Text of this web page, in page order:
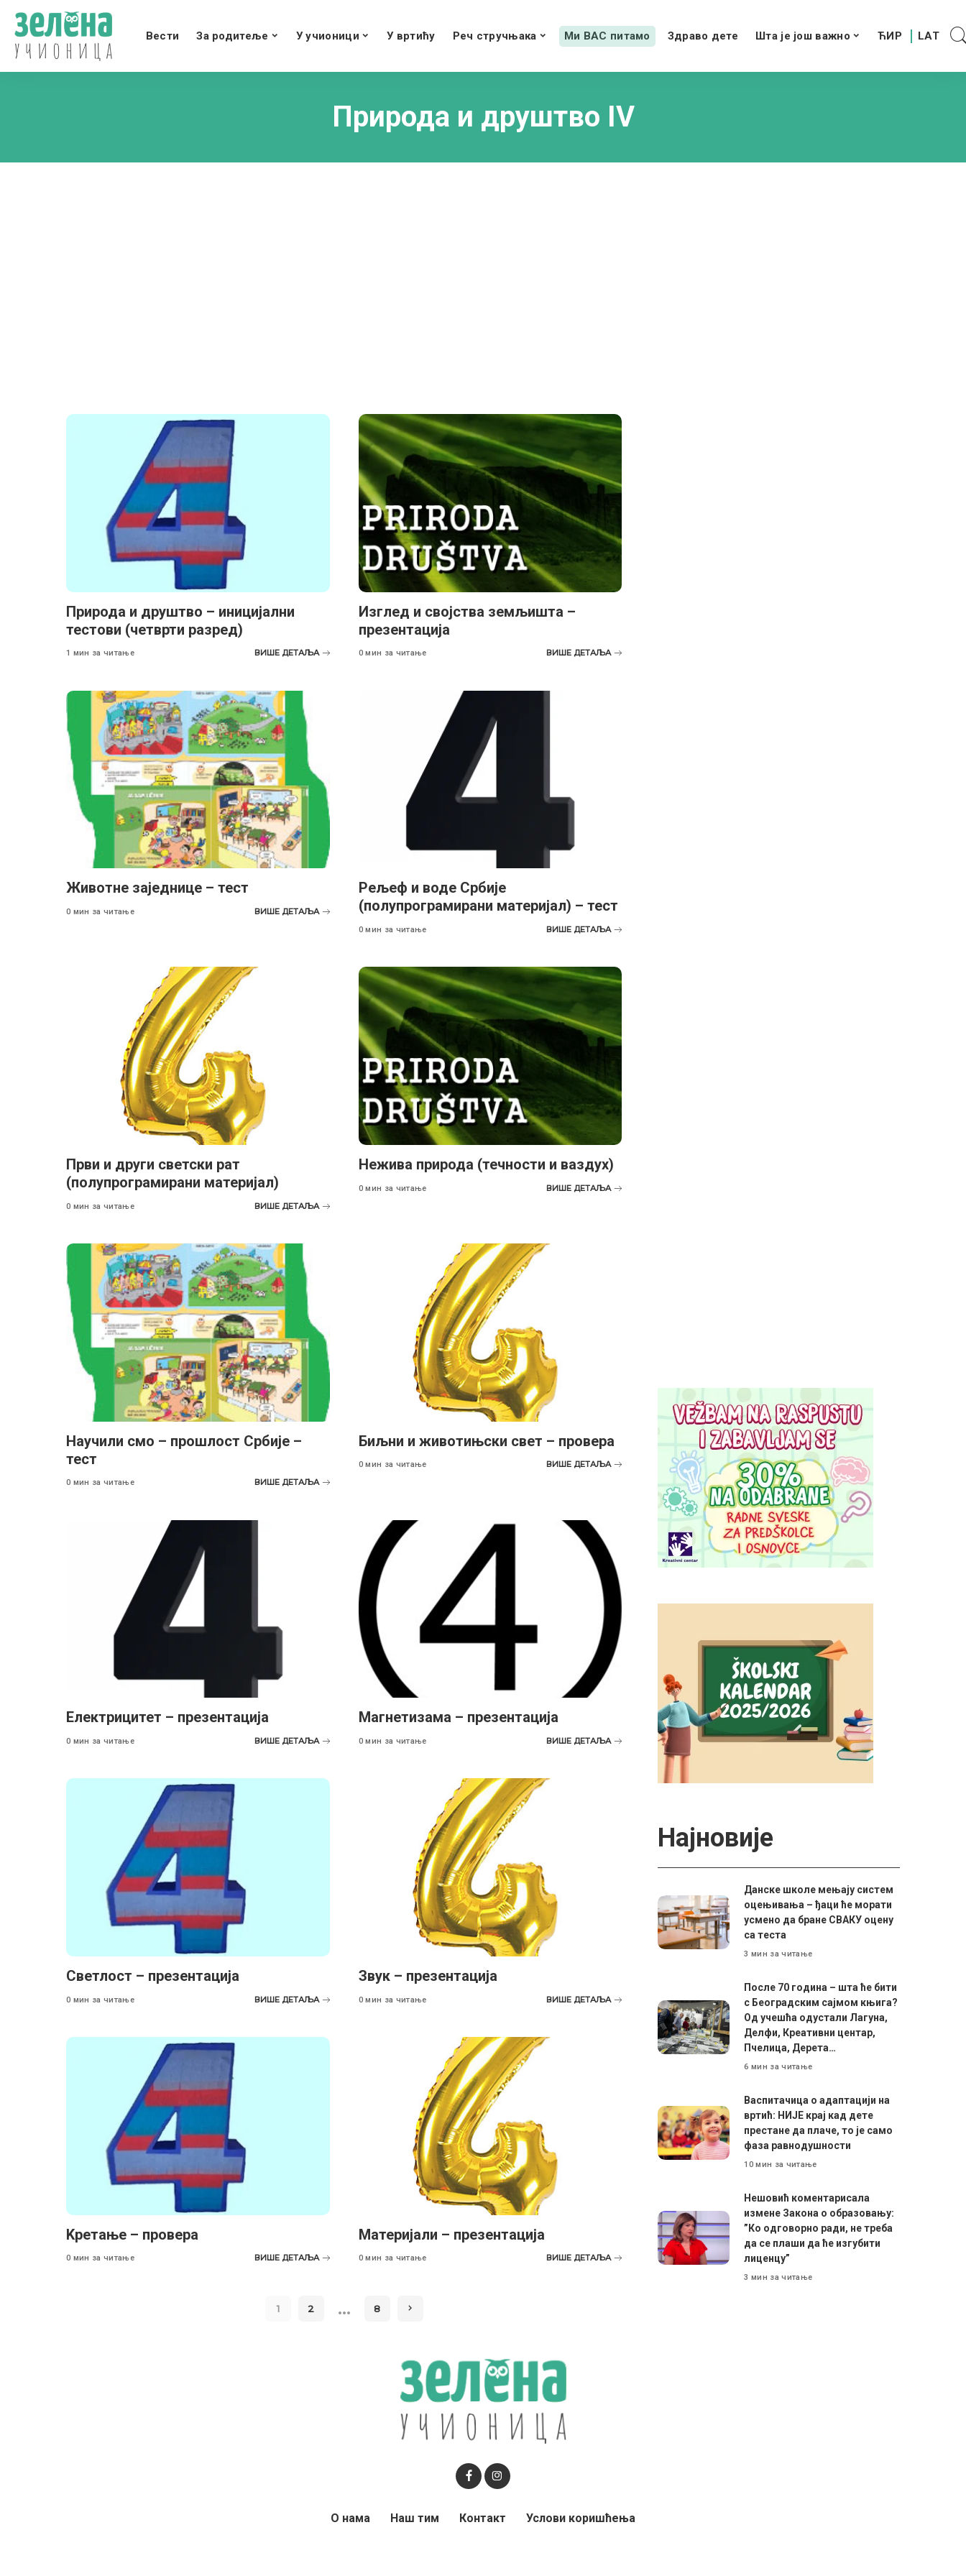
Вести За родитеље У учионици У вртићу Реч стручњака Ми ВАС питамо Здраво дете Шта је још важно
Природа и друштво IV
Природа и друштво – иницијални
тестови (четврти разред)
1 мин за читање ВИШЕ ДЕТАЉА
Изглед и својства земљишта –
презентација
0 мин за читање ВИШЕ ДЕТАЉА
Животне заједнице – тест
0 мин за читање ВИШЕ ДЕТАЉА
Рељеф и воде Србије
(полупрограмирани материјал) – тест
0 мин за читање ВИШЕ ДЕТАЉА
Први и други светски рат
(полупрограмирани материјал)
0 мин за читање ВИШЕ ДЕТАЉА
Нежива природа (течности и ваздух)
0 мин за читање ВИШЕ ДЕТАЉА
Научили смо – прошлост Србије –
тест
0 мин за читање ВИШЕ ДЕТАЉА
Биљни и животињски свет – провера
0 мин за читање ВИШЕ ДЕТАЉА
Eлектрицитет – презентација
0 мин за читање ВИШЕ ДЕТАЉА
Магнетизама – презентација
0 мин за читање ВИШЕ ДЕТАЉА
Светлост – презентација
0 мин за читање ВИШЕ ДЕТАЉА
Звук – презентација
0 мин за читање ВИШЕ ДЕТАЉА
Kретање – провера
0 мин за читање ВИШЕ ДЕТАЉА
Maтеријали – презентација
0 мин за читање ВИШЕ ДЕТАЉА
1 2 … 8
Најновије
Данске школе мењају систем
оцењивања – ђаци ће морати
усмено да бране СВАКУ оцену
са теста
3 мин за читање
После 70 година – шта ће бити
с Београдским сајмом књига?
Од учешћа одустали Лагуна,
Делфи, Креативни центар,
Пчелица, Дерета…
6 мин за читање
Васпитачица о адаптацији на
вртић: НИЈЕ крај кад дете
престане да плаче, то је само
фаза равнодушности
10 мин за читање
Нешовић коментарисала
измене Закона о образовању:
”Ко одговорно ради, не треба
да се плаши да ће изгубити
лиценцу”
3 мин за читање
О нама Наш тим Контакт Услови коришћења